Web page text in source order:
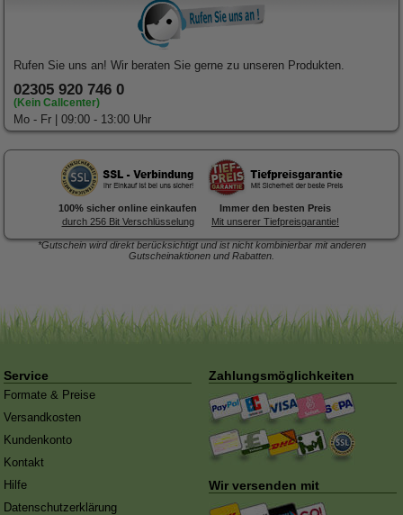
Rufen Sie uns an! Wir beraten Sie gerne zu unseren Produkten.
02305 920 746 0
(Kein Callcenter)
Mo - Fr | 09:00 - 13:00 Uhr
100% sicher online einkaufen
durch 256 Bit Verschlüsselung
Immer den besten Preis
Mit unserer Tiefpreisgarantie!
ein
*Gutschein wird direkt berücksichtigt und ist nicht kombinierbar mit anderen
Gutscheinaktionen und Rabatten.
Service
Formate & Preise
Versandkosten
Kundenkonto
Kontakt
Hilfe
Datenschutzerklärung
Zahlungsmöglichkeiten
Wir versenden mit